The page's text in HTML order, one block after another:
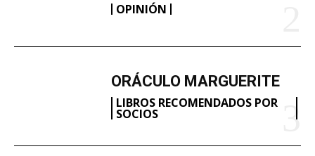
OPINIÓN
ORÁCULO MARGUERITE
LIBROS RECOMENDADOS POR
SOCIOS